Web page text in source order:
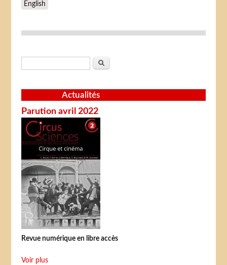
English
Formulaire de recherche
Rechercher
Actualités
Parution avril 2022
Revue numérique en libre accès
Voir plus